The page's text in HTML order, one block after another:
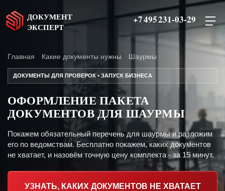
ДОКУМЕНТ
ЭКСПЕРТ
+7 495 231-03-29
Главная Какие документы нужны Шаурмы
ДОКУМЕНТЫ ДЛЯ ПРОВЕРОК • ЗАПУСК БИЗНЕСА
ОФОРМЛЕНИЕ ПАКЕТА
ДОКУМЕНТОВ ДЛЯ ШАУРМЫ
Покажем обязательный перечень для шаурмы и разложим
его по ведомствам. Бесплатно покажем, каких документов
не хватает, и назовём точную цену комплекта - за 15 минут.
УЗНАТЬ, КАКИХ ДОКУМЕНТОВ НЕ ХВАТАЕТ